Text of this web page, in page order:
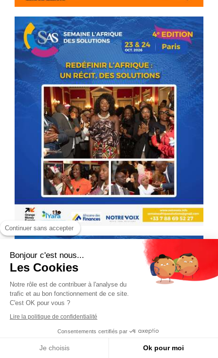
Continuer sans accepter
Bonjour c'est nous...
Les Cookies
Notre rôle est de contribuer à l'analyse du
trafic et au bon fonctionnement de ce site.
C'est OK pour vous ?
Lire la politique de confidentialité
Consentements certifiés par
Je choisis Ok pour moi